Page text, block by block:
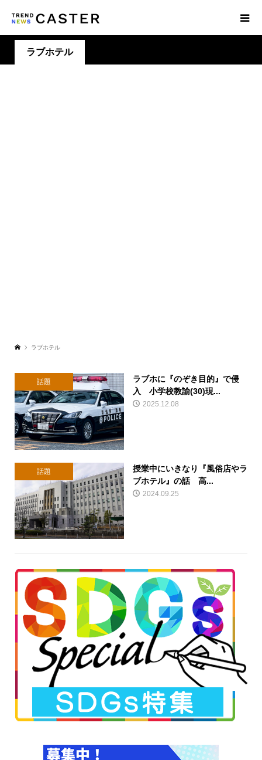
ラブホテル
ラブホテル
話題
ラブホに『のぞき目的』で侵
入 小学校教諭(30)現...
2025.12.08
話題
授業中にいきなり『風俗店やラ
ブホテル』の話 高...
2024.09.25